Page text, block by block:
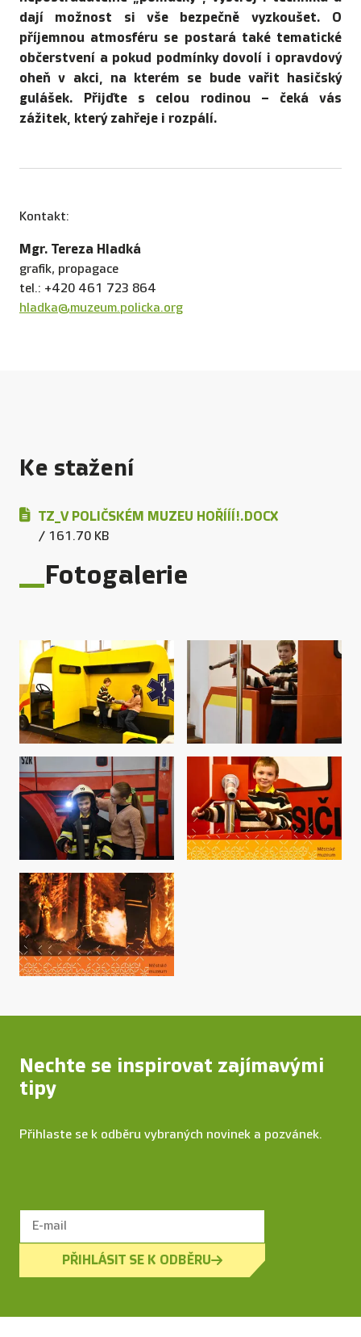
dají možnost si vše bezpečně vyzkoušet. O
příjemnou atmosféru se postará také tematické
občerstvení a pokud podmínky dovolí i opravdový
oheň v akci, na kterém se bude vařit hasičský
gulášek. Přijďte s celou rodinou – čeká vás
zážitek, který zahřeje i rozpálí.
Kontakt:
Mgr. Tereza Hladká
grafik, propagace
tel.: +420 461 723 864
hladka@muzeum.policka.org
Ke stažení
TZ_V POLIČSKÉM MUZEU HOŘÍÍÍ!.DOCX
/ 161.70 KB
Fotogalerie
Nechte se inspirovat zajímavými
tipy
Přihlaste se k odběru vybraných novinek a pozvánek.
PŘIHLÁSIT SE K ODBĚRU